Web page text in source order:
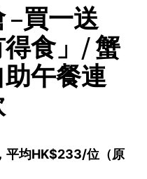
–買一送
食」/ 蟹
午餐連
平均HK$233/位（原